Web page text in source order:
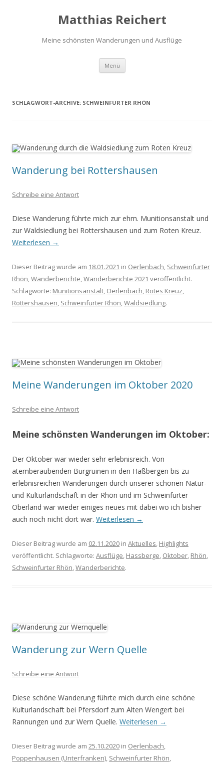
Matthias Reichert
Meine schönsten Wanderungen und Ausflüge
Menü Zum
springen
SCHLAGWORT-ARCHIVE: SCHWEINFURTER RHÖN
Wanderung bei Rottershausen
Schreibe eine Antwort
Diese Wanderung führte mich zur ehm. Munitionsanstalt und
zur Waldsiedlung bei Rottershausen und zum Roten Kreuz.
Weiterlesen →
Dieser Beitrag wurde am 18.01.2021 in Oerlenbach, Schweinfurter
Rhön,Wanderberichte,Wanderberichte 2021 veröffentlicht.
Schlagworte: Munitionsanstalt, Oerlenbach, Rotes Kreuz,
Rottershausen, Schweinfurter Rhön,Waldsiedlung.
Meine Wanderungen im Oktober 2020
Schreibe eine Antwort
Meine schönsten Wanderungen im Oktober:
Der Oktober war wieder sehr erlebnisreich. Von
atemberaubenden Burgruinen in den Haßbergen bis zu
erlebnisreichen Wanderungen durch unserer schönen Natur-
und Kulturlandschaft in der Rhön und im Schweinfurter
Oberland war wieder einiges neues mit dabei wo ich bisher
auch noch nicht dort war. Weiterlesen →
Dieser Beitrag wurde am 02.11.2020 in Aktuelles, Highlights
veröffentlicht. Schlagworte: Ausflüge, Hassberge, Oktober, Rhön,
Schweinfurter Rhön,Wanderberichte.
Wanderung zur Wern Quelle
Schreibe eine Antwort
Diese schöne Wanderung führte mich durch eine schöne
Kulturlandschaft bei Pfersdorf zum Alten Wengert bei
Rannungen und zur Wern Quelle. Weiterlesen →
Dieser Beitrag wurde am 25.10.2020 in Oerlenbach,
Poppenhausen (Unterfranken), Schweinfurter Rhön,